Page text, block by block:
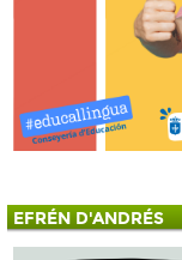
EFRÉN D'ANDRÉS